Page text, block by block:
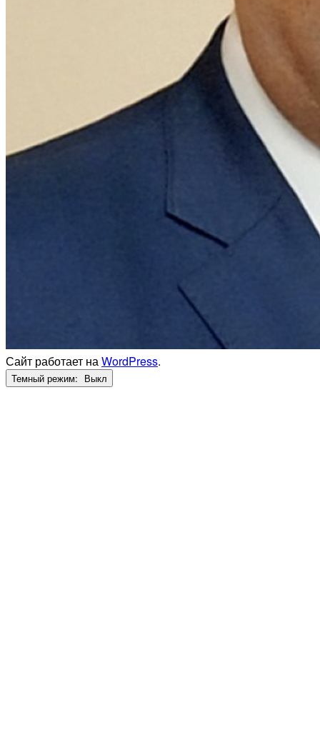
Сайт работает наWordPress.
Темный режим: